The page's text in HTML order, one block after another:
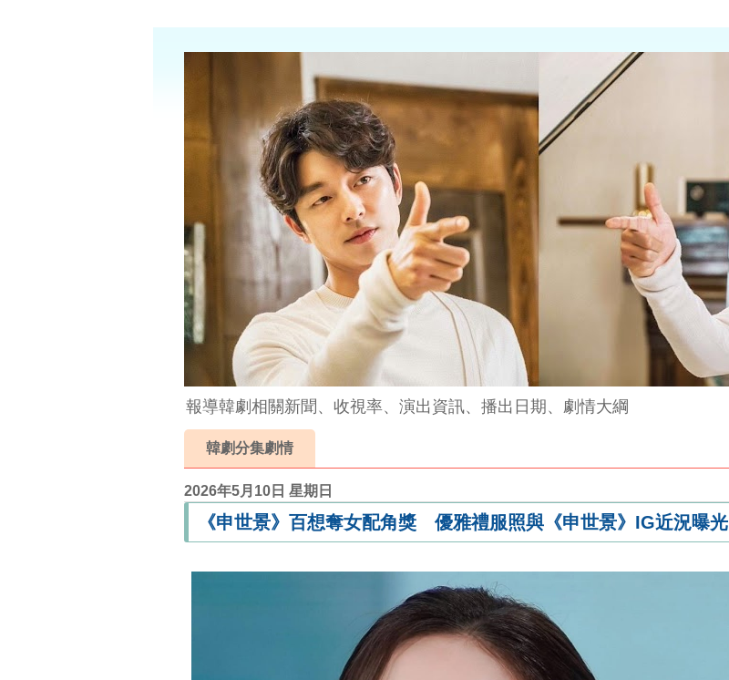
報導韓劇相關新聞、收視率、演出資訊、播出日期、劇情大綱
韓劇分集劇情
2026年5月10日 星期日
《申世景》百想奪女配角獎 優雅禮服照與《申世景》IG近況曝光